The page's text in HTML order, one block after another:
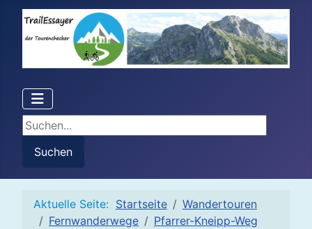
Suchen...
Suchen
Aktuelle Seite: Startseite
Wandertouren
Fernwanderwege
Pfarrer-Kneipp-Weg